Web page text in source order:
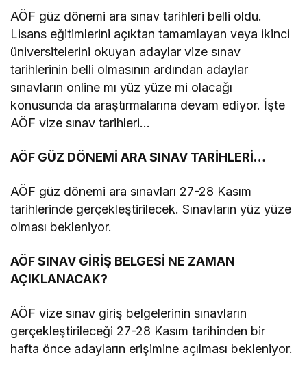
AÖF güz dönemi ara sınav tarihleri belli oldu.
Lisans eğitimlerini açıktan tamamlayan veya ikinci
üniversitelerini okuyan adaylar vize sınav
tarihlerinin belli olmasının ardından adaylar
sınavların online mı yüz yüze mi olacağı
konusunda da araştırmalarına devam ediyor. İşte
AÖF vize sınav tarihleri…
AÖF GÜZ DÖNEMİ ARA SINAV TARİHLERİ…
AÖF güz dönemi ara sınavları 27-28 Kasım
tarihlerinde gerçekleştirilecek. Sınavların yüz yüze
olması bekleniyor.
AÖF SINAV GİRİŞ BELGESİ NE ZAMAN
AÇIKLANACAK?
AÖF vize sınav giriş belgelerinin sınavların
gerçekleştirileceği 27-28 Kasım tarihinden bir
hafta önce adayların erişimine açılması bekleniyor.